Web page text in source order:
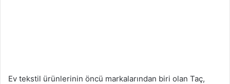
Ev tekstil ürünlerinin öncü markalarından biri olan Taç,